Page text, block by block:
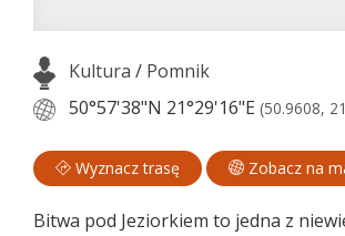
Kultura / Pomnik
50°57'38"N 21°29'16"E (50.9608,
Wyznacz trasę Zobacz na
Bitwa pod Jeziorkiem to jedna z